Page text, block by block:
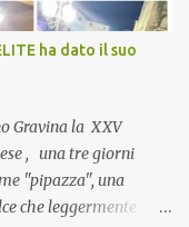
grande convivialità!
funziona spesso da
l’ambiente
Cuocapercaso :
ha dato il suo
Gravina la XXV
, una tre giorni
"pipazza", una
che leggermente